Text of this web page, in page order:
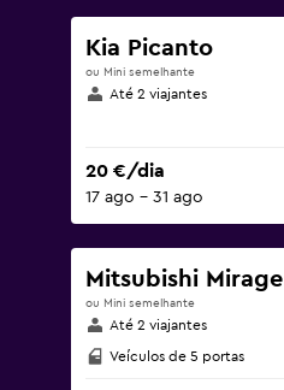
Kia Picanto
ou Mini semelhante
Até 2 viajantes
20 €/dia
17 ago – 31 ago
Mitsubishi Mirage
ou Mini semelhante
Até 2 viajantes
Veículos de 5 portas